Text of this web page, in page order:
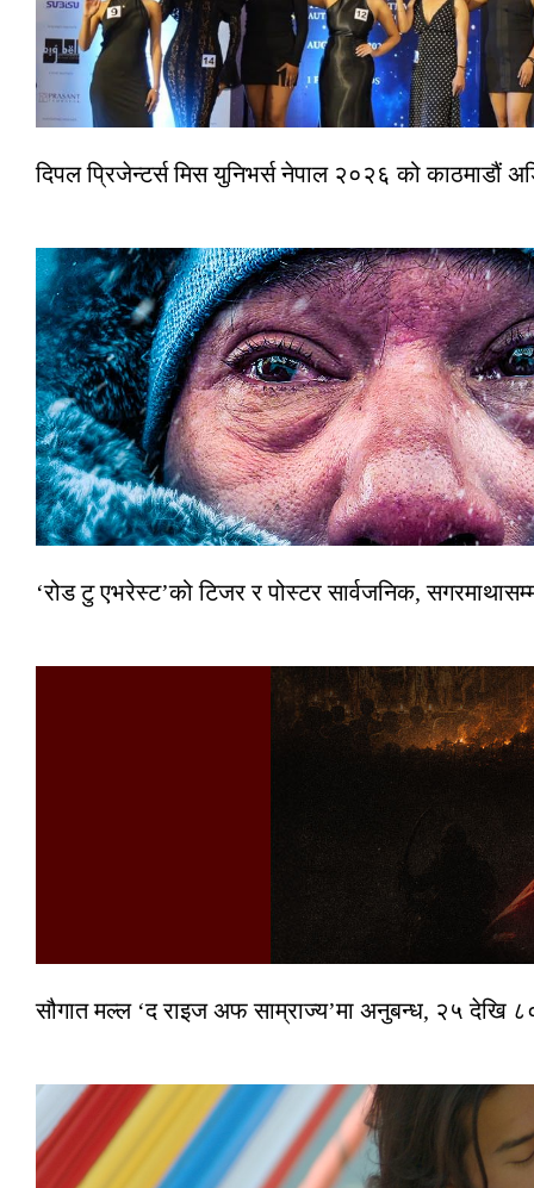
दिपल प्रिजेन्टर्स मिस युनिभर्स नेपाल २०२६ को काठमाडौं
‘रोड टु एभरेस्ट’को टिजर र पोस्टर सार्वजनिक,
सौगात मल्ल ‘द राइज अफ साम्राज्य’मा अनुबन्ध, २५ देखि